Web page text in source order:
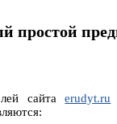
простой
сайтаerudyt.ru